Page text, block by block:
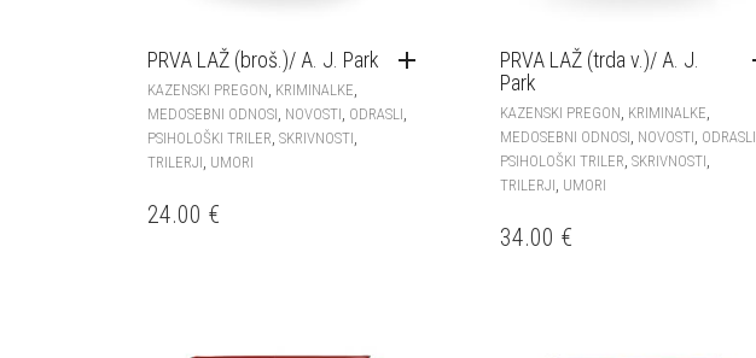
PRVA LAŽ (broš.)/ A. J. Park
KAZENSKI PREGON, KRIMINALKE,
MEDOSEBNI ODNOSI, NOVOSTI, ODRASLI,
PSIHOLOŠKI TRILER, SKRIVNOSTI,
TRILERJI, UMORI
24.00 €
PRVA LAŽ (trda v.)/ A. J.
Park
KAZENSKI PREGON, KRIMINALKE,
MEDOSEBNI ODNOSI, NOVOSTI, ODRASLI
PSIHOLOŠKI TRILER,SKRIVNOSTI,
TRILERJI, UMORI
34.00 €